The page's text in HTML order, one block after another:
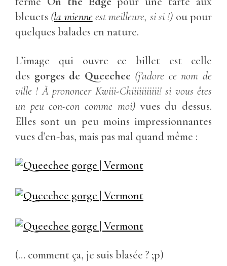
bleuets (la mienneest meilleure, si si !) ou pour
quelques balades en nature.
L’image qui ouvre ce billet est celle
des gorges de Queechee (j’adore ce nom de
ville ! À prononcer Kwiii-Chiiiiiiiiiii! si vous êtes
un peu con-con comme moi)vues du dessus.
Elles sont un peu moins impressionnantes
vues d’en-bas, mais pas mal quand même :
(… comment ça, je suis blasée ? ;p)